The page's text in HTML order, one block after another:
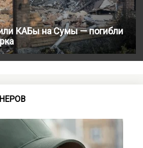
КАБы на Сумы — погибли